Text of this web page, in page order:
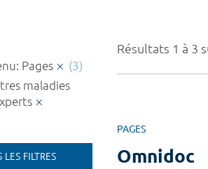
Résultats 1 à 3
PAGES
Omnidoc
Pages
(3)
maladies
LES FILTRES